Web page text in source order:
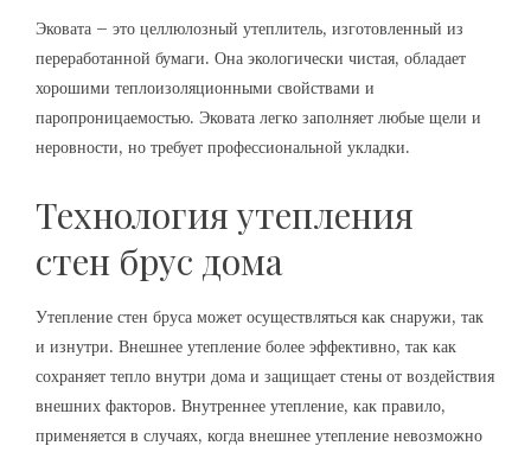
Эковата – это целлюлозный утеплитель, изготовленный из
переработанной бумаги. Она экологически чистая, обладает
хорошими теплоизоляционными свойствами и
паропроницаемостью. Эковата легко заполняет любые щели и
неровности, но требует профессиональной укладки.
Технология утепления
стен брус дома
Утепление стен бруса может осуществляться как снаружи, так
и изнутри. Внешнее утепление более эффективно, так как
сохраняет тепло внутри дома и защищает стены от воздействия
внешних факторов. Внутреннее утепление, как правило,
применяется в случаях, когда внешнее утепление невозможно